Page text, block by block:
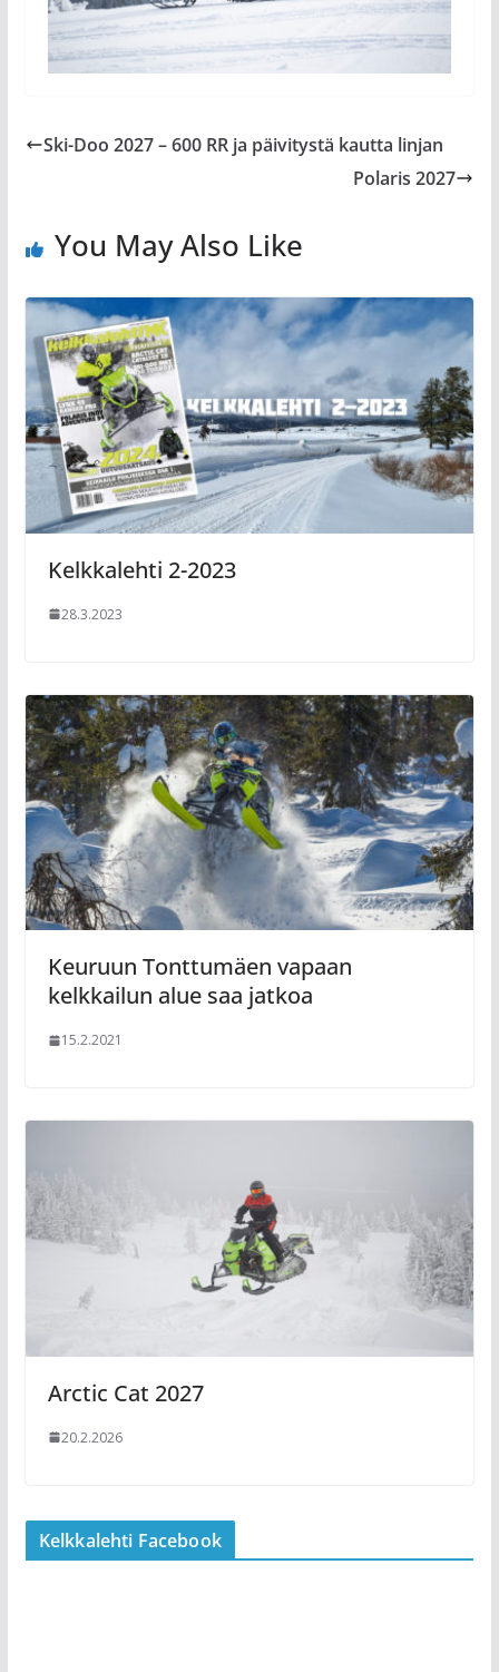
Ski-Doo 2027 – 600 RR ja päivitystä kautta linjan
Polaris 2027
You May Also Like
Kelkkalehti 2-2023
28.3.2023
Keuruun Tonttumäen vapaan
kelkkailun alue saa jatkoa
15.2.2021
Arctic Cat 2027
20.2.2026
Kelkkalehti Facebook